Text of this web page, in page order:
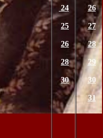
24
25
26
28
30
26
27
28
29
30
31